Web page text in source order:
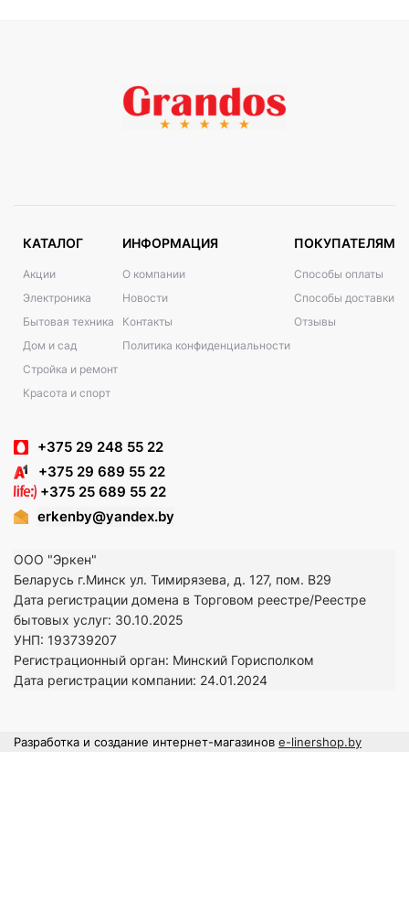
КАТАЛОГ
Акции
Электроника
Бытовая техника
Дом и сад
Стройка и ремонт
Красота и спорт
ИНФОРМАЦИЯ
О компании
Новости
Контакты
Политика конфиденциальности
ПОКУПАТЕЛЯМ
Способы оплаты
Способы доставки
Отзывы
+375 29 248 55 22
+375 29 689 55 22
+375 25 689 55 22
erkenby@yandex.by
ООО "Эркен"
Беларусь г.Минск ул. Тимирязева, д. 127, пом. В29
Дата регистрации домена в Торговом реестре/Реестре
бытовых услуг: 30.10.2025
УНП: 193739207
Регистрационный орган: Минский Горисполком
Дата регистрации компании: 24.01.2024
Разработка и создание интернет-магазинов e-linershop.by